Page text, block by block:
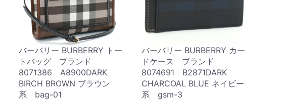
バーバリー BURBERRY トー
トバッグ ブランド
8071386 A8900DARK
BIRCH BROWN ブラウン
系 bag-01
バーバリー BURBERRY カー
ドケース ブランド
8074691 B2871DARK
CHARCOAL BLUE ネイビー
系 gsm-3